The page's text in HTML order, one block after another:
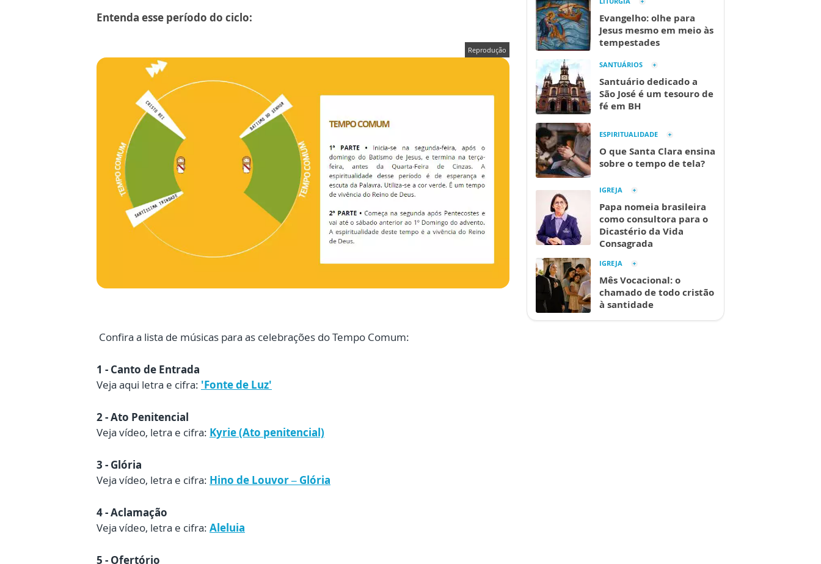
Entenda esse período do ciclo:
Reprodução
Confira a lista de músicas para as celebrações do Tempo Comum:
1 - Canto de Entrada
Veja aqui letra e cifra: 'Fonte de Luz'
2 - Ato Penitencial
Veja vídeo, letra e cifra: Kyrie (Ato penitencial)
3 - Glória
Veja vídeo, letra e cifra: Hino de Louvor – Glória
4 - Aclamação
Veja vídeo, letra e cifra: Aleluia
5 - Ofertório
Evangelho: olhe para
Jesus mesmo em meio às
tempestades
SANTUÁRIOS
Santuário dedicado a
São José é um tesouro de
fé em BH
ESPIRITUALIDADE
O que Santa Clara ensina
sobre o tempo de tela?
IGREJA
Papa nomeia brasileira
como consultora para o
Dicastério da Vida
Consagrada
IGREJA
Mês Vocacional: o
chamado de todo cristão
à santidade